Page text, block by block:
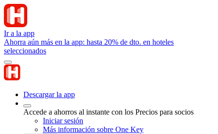
Ir a la app
Ahorra aún más en la app: hasta 20% de dto. en hoteles
seleccionados
Descargar la app
Accede a ahorros al instante con los Precios para socios
Iniciar sesión
Más información sobre One Key